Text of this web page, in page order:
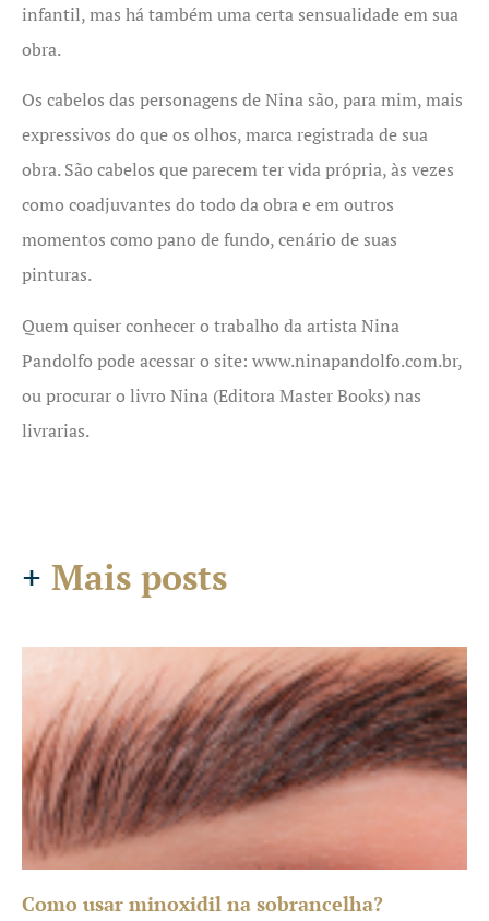
infantil, mas há também uma certa sensualidade em sua
obra.
Os cabelos das personagens de Nina são, para mim, mais
expressivos do que os olhos, marca registrada de sua
obra. São cabelos que parecem ter vida própria, às vezes
como coadjuvantes do todo da obra e em outros
momentos como pano de fundo, cenário de suas
pinturas.
Quem quiser conhecer o trabalho da artista Nina
Pandolfo pode acessar o site: www.ninapandolfo.com.br,
ou procurar o livro Nina (Editora Master Books) nas
livrarias.
+ Mais posts
Como usar minoxidil na sobrancelha?